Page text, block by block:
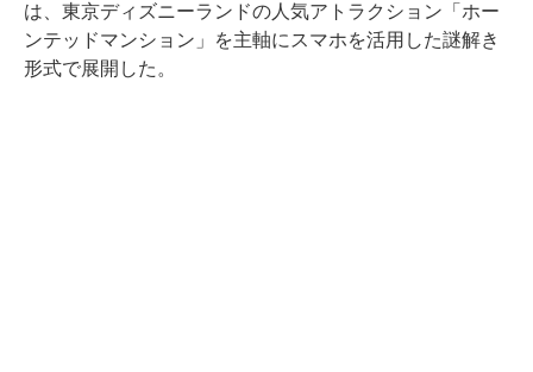
は、東京ディズニーランドの人気アトラクション「ホー
ンテッドマンション」を主軸にスマホを活用した謎解き
形式で展開した。